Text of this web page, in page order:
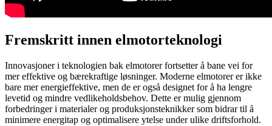
Fremskritt innen elmotorteknologi
Innovasjoner i teknologien bak elmotorer fortsetter å bane vei for
mer effektive og bærekraftige løsninger. Moderne elmotorer er ikke
bare mer energieffektive, men de er også designet for å ha lengre
levetid og mindre vedlikeholdsbehov. Dette er mulig gjennom
forbedringer i materialer og produksjonsteknikker som bidrar til å
minimere energitap og optimalisere ytelse under ulike driftsforhold.